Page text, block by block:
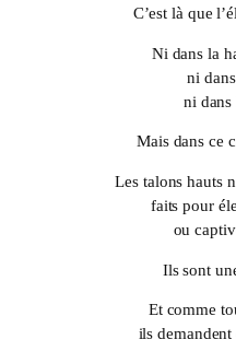
C’est là que
Ni dans la
ni
ni dans
Mais dans ce
Les talons hauts
faits pour
ou
Ils sont
Et comme
ils